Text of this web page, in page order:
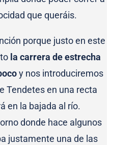
que queráis.
porque justo en este
la carrera de estrecha
y nos introduciremos
Tendetes en una recta
en la bajada al río.
donde hace algunos
justamente una de las